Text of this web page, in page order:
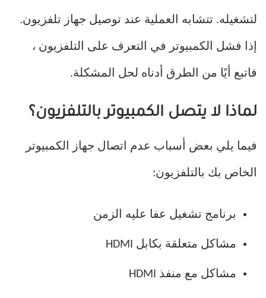
لتشغيله. تتشابه العملية عند توصيل جهاز تلفزيون.
إذا فشل الكمبيوتر في التعرف على التلفزيون ،
فاتبع أيًا من الطرق أدناه لحل المشكلة.
لماذا لا يتصل الكمبيوتر بالتلفزيون؟
فيما يلي بعض أسباب عدم اتصال جهاز الكمبيوتر
الخاص بك بالتلفزيون:
برنامج تشغيل عفا عليه الزمن
مشاكل متعلقة بكابل HDMI
مشاكل مع منفذ HDMI